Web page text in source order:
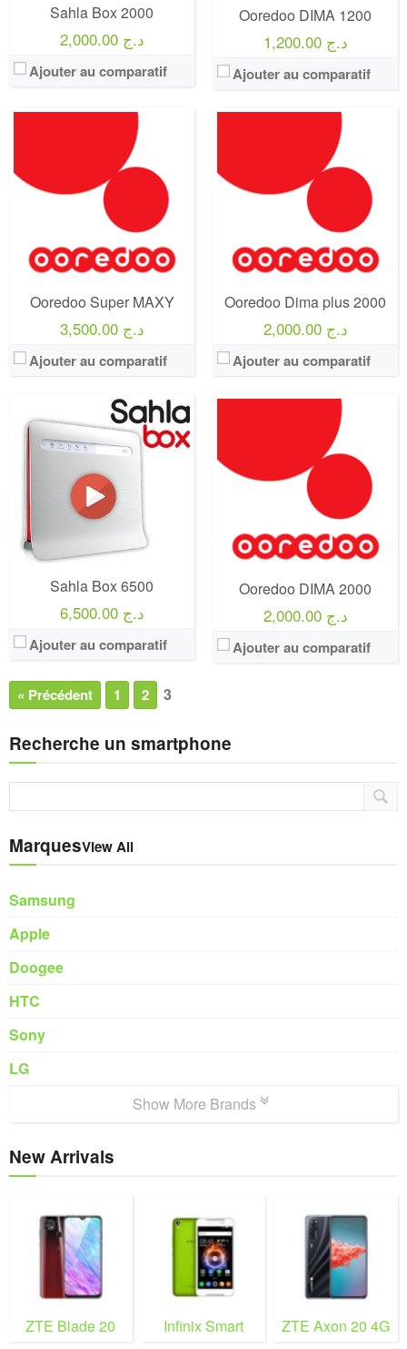
Sahla Box 2000
2,000.00 د.ج
Ajouter au comparatif
Ooredoo DIMA 1200
1,200.00 د.ج
Ajouter au comparatif
Ooredoo Super MAXY
3,500.00 د.ج
Ajouter au comparatif
Ooredoo Dima plus 2000
2,000.00 د.ج
Ajouter au comparatif
Sahla Box 6500
6,500.00 د.ج
Ajouter au comparatif
Ooredoo
Sahla Box 6500
Prix:6500 DA
120 min
Abonnement Post-payée
Internet:100 GB + débit réduit illimitée.
View Details →
Ooredoo DIMA 2000
2,000.00 د.ج
Ajouter au comparatif
Ooredoo
Ooredoo DIMA 2000
Prix: 2000 DA
200 Minutes
Prépayé ( Achat 2000 DA )
Internet:30 GO
View Details →
« Précédent 1 2 3
Recherche un smartphone
MarquesView All
Samsung
Apple
Doogee
HTC
Sony
LG
Show More Brands
New Arrivals
ZTE Blade 20 Infinix Smart ZTE Axon 20 4G